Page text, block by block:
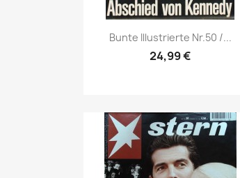
Vorschau
Bunte Illustrierte Nr.50 /...
24,99 €